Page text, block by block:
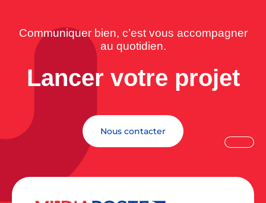
Communiquer bien, c’est vous accompagner
au quotidien.
Lancer votre projet
Nous contacter